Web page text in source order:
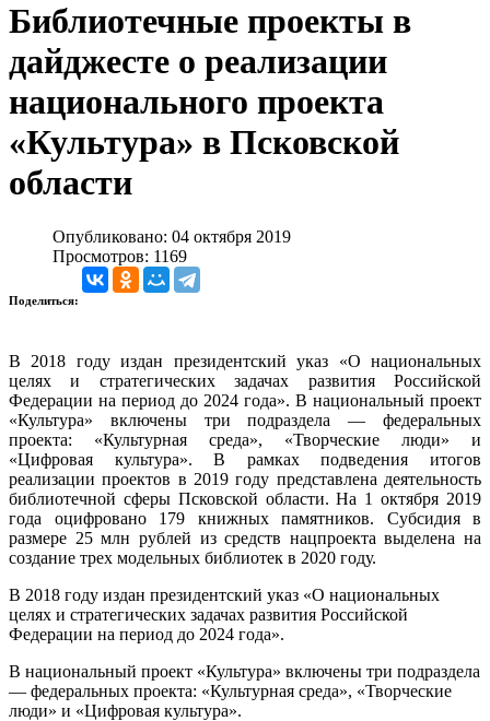
Библиотечные проекты в
дайджесте о реализации
национального проекта
«Культура» в Псковской
области
Опубликовано: 04 октября 2019
Просмотров: 1169
Поделиться:
В 2018 году издан президентский указ «О национальных
целях и стратегических задачах развития Российской
Федерации на период до 2024 года». В национальный проект
«Культура» включены три подраздела — федеральных
проекта: «Культурная среда», «Творческие люди» и
«Цифровая культура». В рамках подведения итогов
реализации проектов в 2019 году представлена деятельность
библиотечной сферы Псковской области. На 1 октября 2019
года оцифровано 179 книжных памятников. Субсидия в
размере 25 млн рублей из средств нацпроекта выделена на
создание трех модельных библиотек в 2020 году.
В 2018 году издан президентский указ «О национальных
целях и стратегических задачах развития Российской
Федерации на период до 2024 года».
В национальный проект «Культура» включены три подраздела
— федеральных проекта: «Культурная среда», «Творческие
люди» и «Цифровая культура».